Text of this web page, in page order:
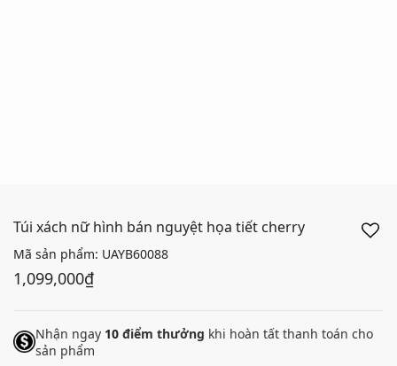
Túi xách nữ hình bán nguyệt họa tiết cherry
Mã sản phẩm: UAYB60088
1,099,000₫
Nhận ngay 10 điểm thưởng khi hoàn tất thanh toán cho
sản phẩm